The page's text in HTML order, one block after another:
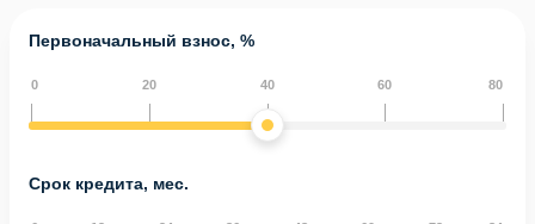
Первоначальный взнос, %
0 20 40 60 80
Срок кредита, мес.